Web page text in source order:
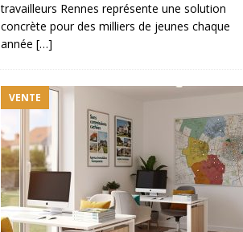
travailleurs Rennes représente une solution
concrète pour des milliers de jeunes chaque
année […]
VENTE